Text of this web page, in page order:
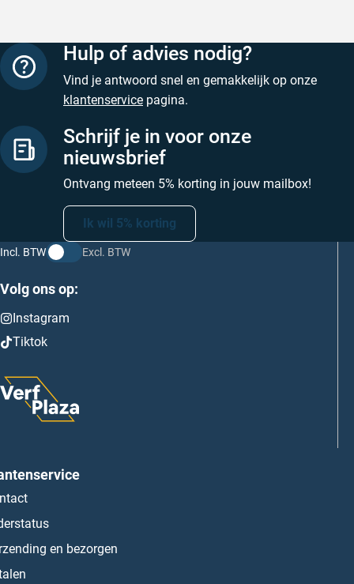
Hulp of advies nodig?
Vind je antwoord snel en gemakkelijk op onze
klantenservice pagina.
Schrijf je in voor onze
nieuwsbrief
Ontvang meteen 5% korting in jouw mailbox!
Ik wil 5% korting
Incl. BTW Excl. BTW
Volg ons op:
Instagram
Tiktok
en bezorgen